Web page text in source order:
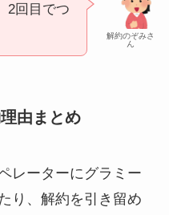
解約のぞみさ
ん
2回目でつ
由まとめ
レーターにグラミー
り、解約を引き留め